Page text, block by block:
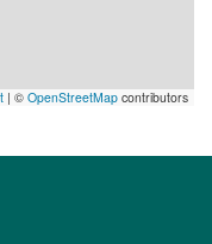
| © OpenStreetMap contributors
top of